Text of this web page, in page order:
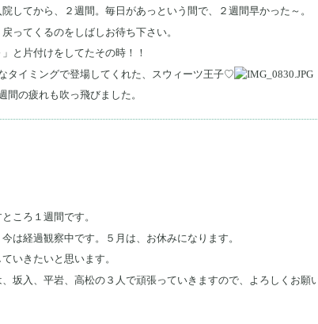
してから、２週間。毎日があっという間で、２週間早かった～。
ってくるのをしばしお待ち下さい。
と片付けをしてたその時！！
タイミングで登場してくれた、スウィーツ王子♡
間の疲れも吹っ飛びました。
ころ１週間です。
は経過観察中です。５月は、お休みになります。
いきたいと思います。
坂入、平岩、高松の３人で頑張っていきますので、よろしくお願